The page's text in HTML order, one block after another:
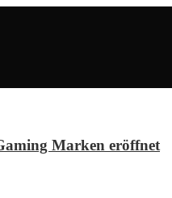
Marken eröffnet